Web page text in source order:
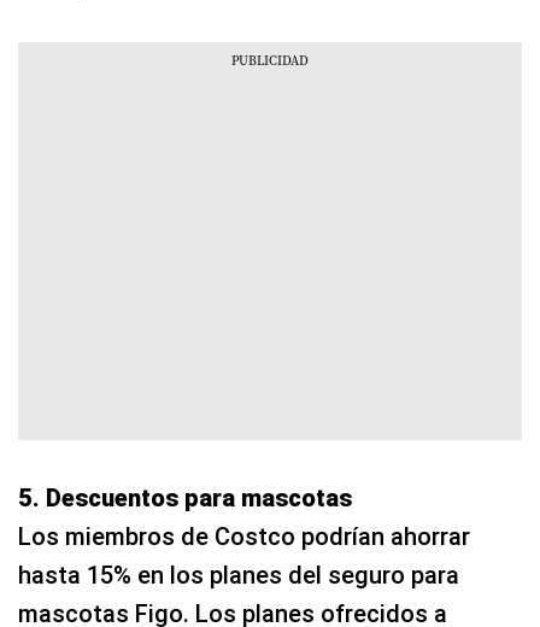
5. Descuentos para mascotas
Los miembros de Costco podrían ahorrar
hasta 15% en los planes del seguro para
mascotas Figo. Los planes ofrecidos a